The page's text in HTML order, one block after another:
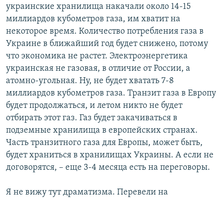
украинские хранилища накачали около 14-15
миллиардов кубометров газа, им хватит на
некоторое время. Количество потребления газа в
Украине в ближайший год будет снижено, потому
что экономика не растет. Электроэнергетика
украинская не газовая, в отличие от России, а
атомно-угольная. Ну, не будет хватать 7-8
миллиардов кубометров газа. Транзит газа в Европу
будет продолжаться, и летом никто не будет
отбирать этот газ. Газ будет закачиваться в
подземные хранилища в европейских странах.
Часть транзитного газа для Европы, может быть,
будет храниться в хранилищах Украины. А если не
договорятся, – еще 3-4 месяца есть на переговоры.
Я не вижу тут драматизма. Перевели на